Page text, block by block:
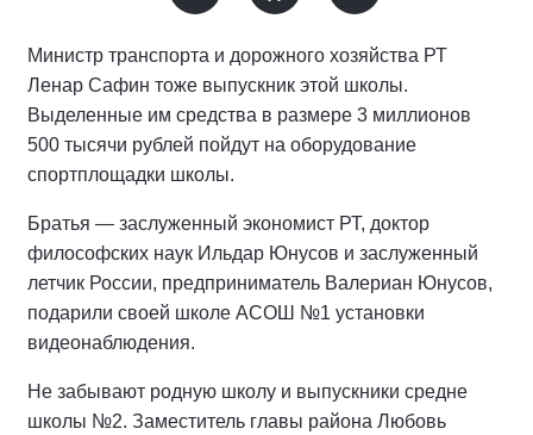
Министр транспорта и дорожного хозяйства РТ
Ленар Сафин тоже выпускник этой школы.
Выделенные им средства в размере 3 миллионов
500 тысячи рублей пойдут на оборудование
спортплощадки школы.
Братья — заслуженный экономист РТ, доктор
философских наук Ильдар Юнусов и заслуженный
летчик России, предприниматель Валериан Юнусов,
подарили своей школе АСОШ №1 установки
видеонаблюдения.
Не забывают родную школу и выпускники средне
школы №2. Заместитель главы района Любовь